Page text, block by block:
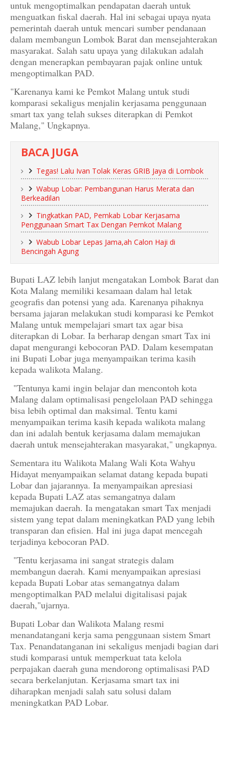
untuk mengoptimalkan pendapatan daerah untuk
menguatkan fiskal daerah. Hal ini sebagai upaya nyata
pemerintah daerah untuk mencari sumber pendanaan
dalam membangun Lombok Barat dan mensejahterakan
masyarakat. Salah satu upaya yang dilakukan adalah
dengan menerapkan pembayaran pajak online untuk
mengoptimalkan PAD.
"Karenanya kami ke Pemkot Malang untuk studi
komparasi sekaligus menjalin kerjasama penggunaan
smart tax yang telah sukses diterapkan di Pemkot
Malang," Ungkapnya.
BACA JUGA
Tegas! Lalu Ivan Tolak Keras GRIB Jaya di Lombok
Wabup Lobar: Pembangunan Harus Merata dan
Berkeadilan
Tingkatkan PAD, Pemkab Lobar Kerjasama
Penggunaan Smart Tax Dengan Pemkot Malang
Wabub Lobar Lepas Jama,ah Calon Haji di
Bencingah Agung
Bupati LAZ lebih lanjut mengatakan Lombok Barat dan
Kota Malang memiliki kesamaan dalam hal letak
geografis dan potensi yang ada. Karenanya pihaknya
bersama jajaran melakukan studi komparasi ke Pemkot
Malang untuk mempelajari smart tax agar bisa
diterapkan di Lobar. Ia berharap dengan smart Tax ini
dapat mengurangi kebocoran PAD. Dalam kesempatan
ini Bupati Lobar juga menyampaikan terima kasih
kepada walikota Malang.
"Tentunya kami ingin belajar dan mencontoh kota
Malang dalam optimalisasi pengelolaan PAD sehingga
bisa lebih optimal dan maksimal. Tentu kami
menyampaikan terima kasih kepada walikota malang
dan ini adalah bentuk kerjasama dalam memajukan
daerah untuk mensejahterakan masyarakat," ungkapnya.
Sementara itu Walikota Malang Wali Kota Wahyu
Hidayat menyampaikan selamat datang kepada bupati
Lobar dan jajarannya. Ia menyampaikan apresiasi
kepada Bupati LAZ atas semangatnya dalam
memajukan daerah. Ia mengatakan smart Tax menjadi
sistem yang tepat dalam meningkatkan PAD yang lebih
transparan dan efisien. Hal ini juga dapat mencegah
terjadinya kebocoran PAD.
"Tentu kerjasama ini sangat strategis dalam
membangun daerah. Kami menyampaikan apresiasi
kepada Bupati Lobar atas semangatnya dalam
mengoptimalkan PAD melalui digitalisasi pajak
daerah,"ujarnya.
Bupati Lobar dan Walikota Malang resmi
menandatangani kerja sama penggunaan sistem Smart
Tax. Penandatanganan ini sekaligus menjadi bagian dari
studi komparasi untuk memperkuat tata kelola
perpajakan daerah guna mendorong optimalisasi PAD
secara berkelanjutan. Kerjasama smart tax ini
diharapkan menjadi salah satu solusi dalam
meningkatkan PAD Lobar.